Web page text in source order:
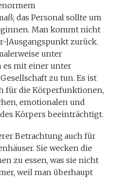
das Personal sollte um
Man kommt nicht
]Ausgangspunkt zurück.
unter
es mit einer unter
zu tun. Es ist
für die Körperfunktionen,
emotionalen und
Körpers beeinträchtigt.
Betrachtung auch für
Sie wecken die
zu essen, was sie nicht
weil man überhaupt